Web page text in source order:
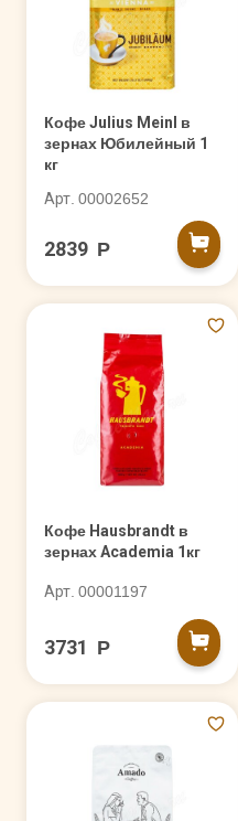
Кофе Julius Meinl в
зернах Юбилейный 1
кг
Арт. 00002652
2839 Р
Кофе Hausbrandt в
зернах Academia 1кг
Арт. 00001197
3731 Р